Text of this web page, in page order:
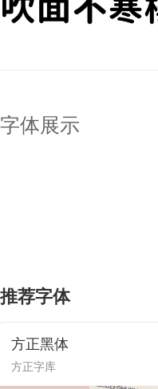
字体展示
推荐字体
方正黑体
方正字库